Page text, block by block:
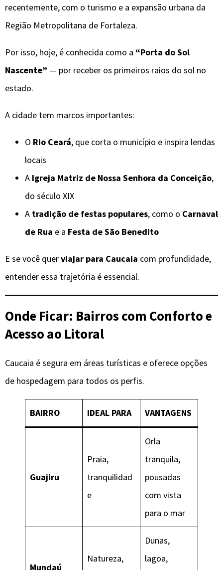
recentemente, com o turismo e a expansão urbana da
Região Metropolitana de Fortaleza.
Por isso, hoje, é conhecida como a “Porta do Sol
Nascente” — por receber os primeiros raios do sol no
estado.
A cidade tem marcos importantes:
O Rio Ceará, que corta o município e inspira lendas
locais
A Igreja Matriz de Nossa Senhora da Conceição,
do século XIX
A tradição de festas populares, como o Carnaval
de Rua e a Festa de São Benedito
E se você querviajar para Caucaia com profundidade,
entender essa trajetória é essencial.
Onde Ficar: Bairros com Conforto e
Acesso ao Litoral
Caucaia é segura em áreas turísticas e oferece opções
de hospedagem para todos os perfis.
BAIRRO IDEAL PARA VANTAGENS
Guajiru
Praia,
tranquilidad
e
Orla
tranquila,
pousadas
com vista
para o mar
Mundaú
Natureza,
Dunas,
lagoa,